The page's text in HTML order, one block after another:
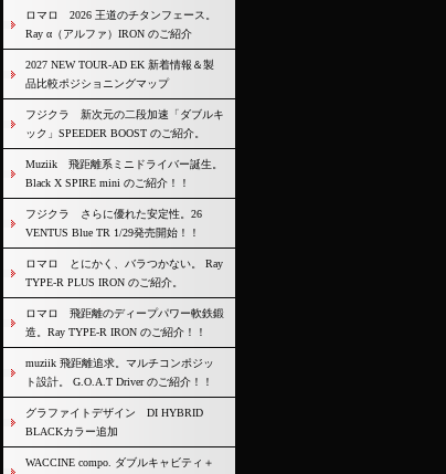
ロマロ 2026 王道のチタンフェース。
Ray α（アルファ）IRON のご紹介
2027 NEW TOUR-AD EK 新着情報＆製
品比較ポジショニングマップ
フジクラ 新次元の二段加速「ダブルキ
ック」SPEEDER BOOST のご紹介。
Muziik 飛距離系ミニドライバー誕生。
Black X SPIRE mini のご紹介！！
フジクラ さらに優れた安定性。26
VENTUS Blue TR 1/29発売開始！！
ロマロ とにかく、バラつかない。 Ray
TYPE-R PLUS IRON のご紹介。
ロマロ 飛距離のディープパワー軟鉄鍛
造。Ray TYPE-R IRON のご紹介！！
muziik 飛距離追求。マルチコンポジッ
ト設計。 G.O.A.T Driver のご紹介！！
グラファイトデザイン DI HYBRID
BLACKカラー追加
WACCINE compo. ダブルキャビティ＋